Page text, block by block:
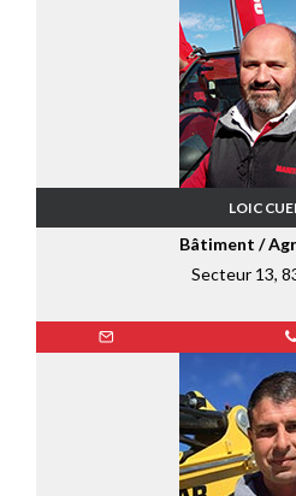
LOIC
Bâtiment /
Secteur 13,